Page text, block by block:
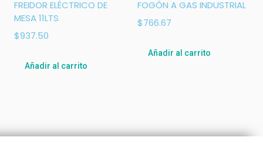
FREIDOR ELÉCTRICO DE
MESA 11LTS
$937.50
Añadir al carrito
FOGÓN A GAS INDUSTRIAL
$766.67
Añadir al carrito